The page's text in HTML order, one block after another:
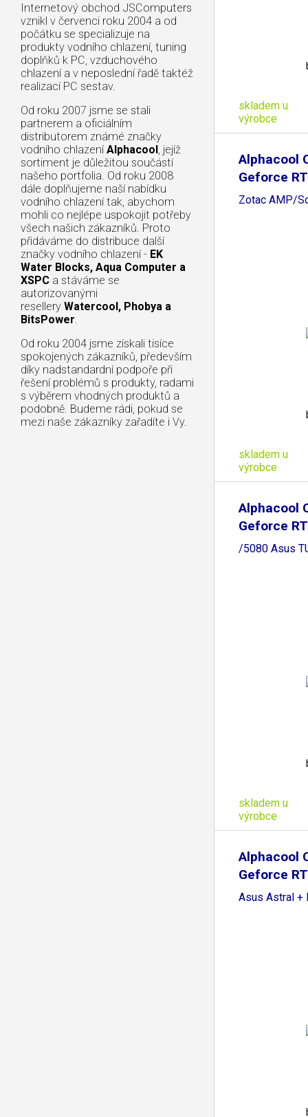
Internetový obchod JSComputers
vznikl v červenci roku 2004 a od
počátku se specializuje na
produkty vodního chlazení, tuning
doplňků k PC, vzduchového
chlazení a v neposlední řadě taktéž
realizací PC sestav.
Od roku 2007 jsme se stali
partnerem a oficiálním
distributorem známé značky
vodního chlazení Alphacool, jejíž
sortiment je důležitou součástí
našeho portfolia. Od roku 2008
dále doplňujeme naší nabídku
vodního chlazení tak, abychom
mohli co nejlépe uspokojit potřeby
všech našich zákazníků. Proto
přidáváme do distribuce další
značky vodního chlazení - EK
Water Blocks, Aqua Computer a
XSPC a stáváme se
autorizovanými
resellery Watercool, Phobya a
BitsPower.
Od roku 2004 jsme získali tisíce
spokojených zákazníků, především
díky nadstandardní podpoře při
řešení problémů s produkty, radami
s výběrem vhodných produktů a
podobně. Budeme rádi, pokud se
mezi naše zákazníky zařadíte i Vy.
skladem u
výrobce
Alphacool
Geforce
Zotac AMP/
skladem u
výrobce
Alphacool
Geforce
/5080 Asus
skladem u
výrobce
Alphacool
Geforce
Asus Astral +